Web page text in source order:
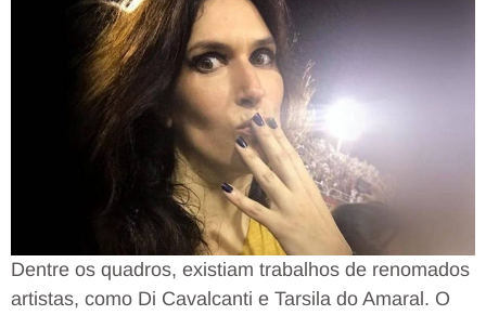
Dentre os quadros, existiam trabalhos de renomados
artistas, como Di Cavalcanti e Tarsila do Amaral. O